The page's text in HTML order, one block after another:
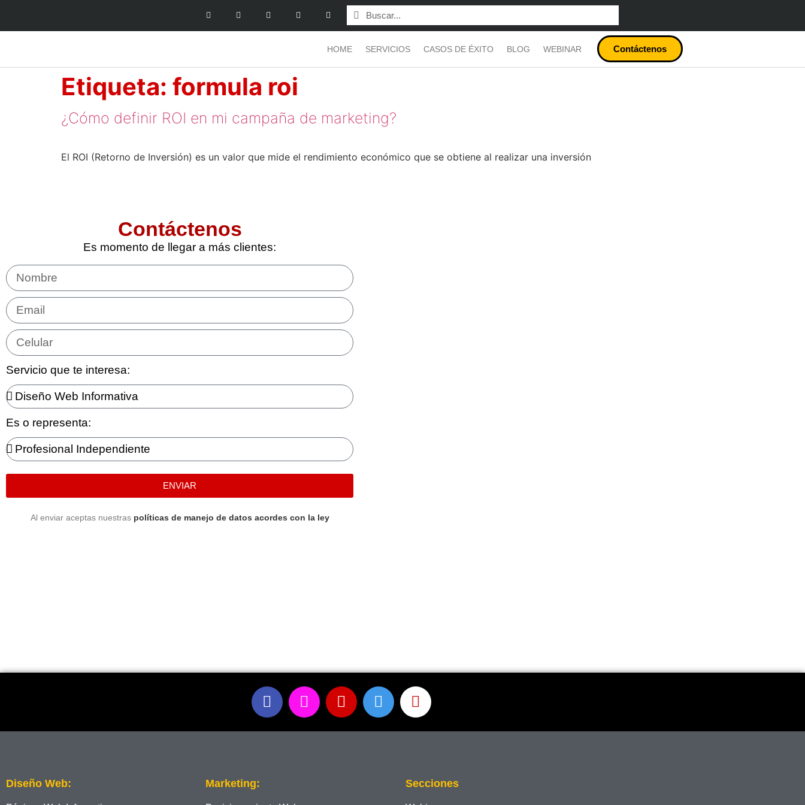
HOME SERVICIOS CASOS DE ÉXITO BLOG WEBINAR Contáctenos
Etiqueta: formula roi
¿Cómo definir ROI en mi campaña de marketing?
El ROI (Retorno de Inversión) es un valor que mide el rendimiento económico que se obtiene al realizar una inversión
Contáctenos
Es momento de llegar a más clientes:
Servicio que te interesa:
Es o representa:
ENVIAR
Al enviar aceptas nuestras políticas de manejo de datos acordes con la ley
Diseño Web: Marketing: Secciones